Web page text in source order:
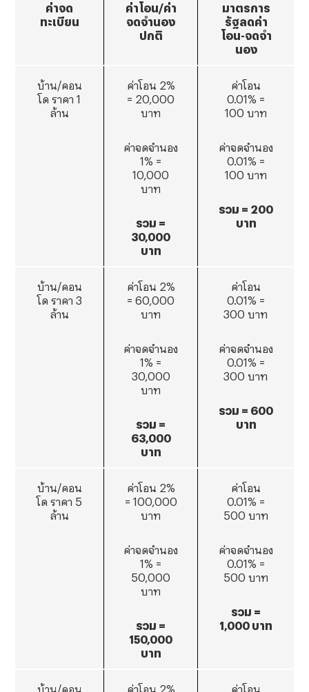
ค่าจด
ทะเบียน
ค่าโอน/ค่า
จดจำนอง
ปกติ
มาตรการ
รัฐลดค่า
โอน-จดจำ
นอง
บ้าน/คอน
โด ราคา 1
ล้าน
ค่าโอน 2%
= 20,000
บาท
ค่าจดจำนอง
1% =
10,000
บาท
รวม =
30,000
บาท
ค่าโอน
0.01% =
100 บาท
ค่าจดจำนอง
0.01% =
100 บาท
รวม = 200
บาท
บ้าน/คอน
โด ราคา 3
ล้าน
ค่าโอน 2%
= 60,000
บาท
ค่าจดจำนอง
1% =
30,000
บาท
รวม =
63,000
บาท
ค่าโอน
0.01% =
300 บาท
ค่าจดจำนอง
0.01% =
300 บาท
รวม = 600
บาท
บ้าน/คอน
โด ราคา 5
ล้าน
ค่าโอน 2%
= 100,000
บาท
ค่าจดจำนอง
1% =
50,000
บาท
รวม =
150,000
บาท
ค่าโอน
0.01% =
500 บาท
ค่าจดจำนอง
0.01% =
500 บาท
รวม =
1 ,000 บาท
บ้าน/คอน
ค่าโอน 2%
ค่าโอน